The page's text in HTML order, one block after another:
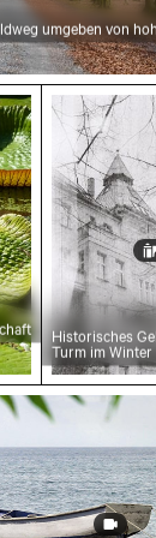
umgeben von
Historisches
Turm im Winter
in
am